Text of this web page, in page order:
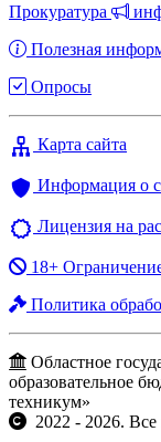
Прокуратура
Полезная
Опросы
Карта сайта
Информация о
Лицензия на
18+
Политика
Областное
образовательное
техникум»
2022 - 2026.